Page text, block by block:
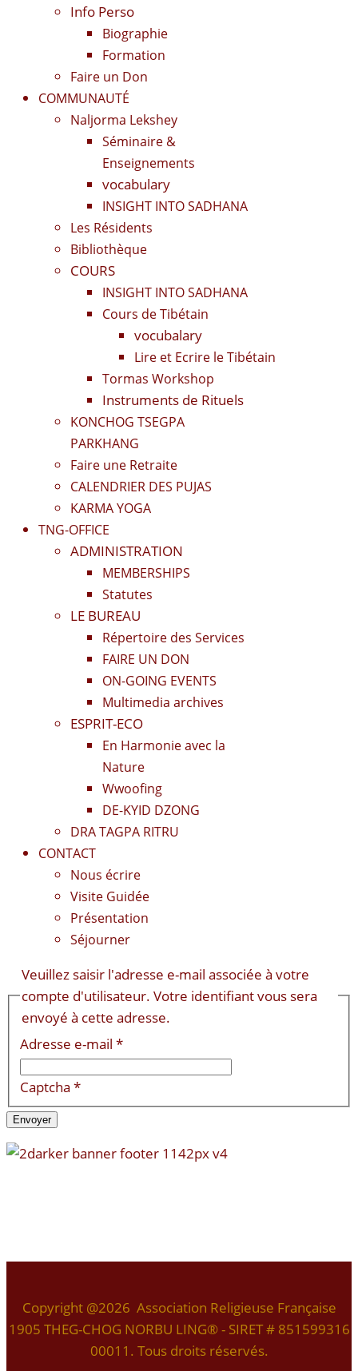
Info Perso
Biographie
Formation
Faire un Don
COMMUNAUTÉ
Naljorma Lekshey
Séminaire &
Enseignements
vocabulary
INSIGHT INTO SADHANA
Les Résidents
Bibliothèque
COURS
INSIGHT INTO SADHANA
Cours de Tibétain
vocubalary
Lire et Ecrire le Tibétain
Tormas Workshop
Instruments de Rituels
KONCHOG TSEGPA
PARKHANG
Faire une Retraite
CALENDRIER DES PUJAS
KARMA YOGA
TNG-OFFICE
ADMINISTRATION
MEMBERSHIPS
Statutes
LE BUREAU
Répertoire des Services
FAIRE UN DON
ON-GOING EVENTS
Multimedia archives
ESPRIT-ECO
En Harmonie avec la
Nature
Wwoofing
DE-KYID DZONG
DRA TAGPA RITRU
CONTACT
Nous écrire
Visite Guidée
Présentation
Séjourner
Veuillez saisir l'adresse e-mail associée à votre
compte d'utilisateur. Votre identifiant vous sera
envoyé à cette adresse.
Adresse e-mail *
Captcha *
Envoyer
Copyright @2026 Association Religieuse Française
1905 THEG-CHOG NORBU LING® - SIRET # 851599316
00011. Tous droits réservés.